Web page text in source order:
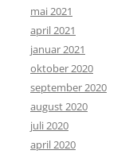
mai 2021
april 2021
januar 2021
oktober 2020
september 2020
august 2020
juli 2020
april 2020